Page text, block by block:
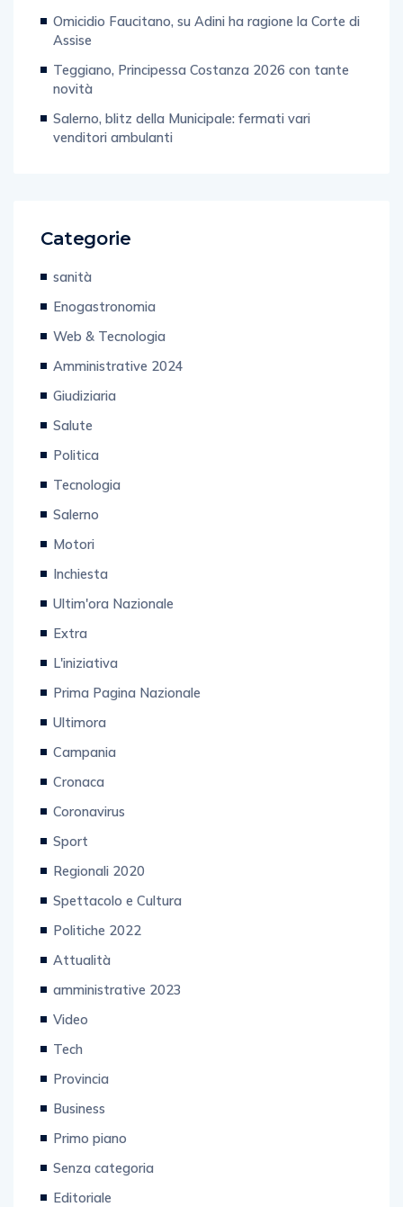
Omicidio Faucitano, su Adini ha ragione la Corte di
Assise
Teggiano, Principessa Costanza 2026 con tante
novità
Salerno, blitz della Municipale: fermati vari
venditori ambulanti
Categorie
sanità
Enogastronomia
Web & Tecnologia
Amministrative 2024
Giudiziaria
Salute
Politica
Tecnologia
Salerno
Motori
Inchiesta
Ultim'ora Nazionale
Extra
L'iniziativa
Prima Pagina Nazionale
Ultimora
Campania
Cronaca
Coronavirus
Sport
Regionali 2020
Spettacolo e Cultura
Politiche 2022
Attualità
amministrative 2023
Video
Tech
Provincia
Business
Primo piano
Senza categoria
Editoriale